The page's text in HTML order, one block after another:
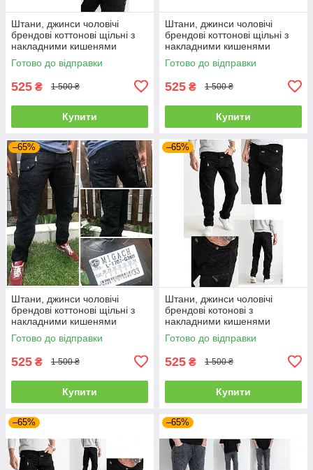
Штани, джинси чоловічі
брендові коттонові щільні з
накладними кишенями
"карго" MIGACH, Туреччина
Готово до відправки
525 ₴ 1 500 ₴
Купити
Штани, джинси чоловічі
брендові коттонові щільні з
накладними кишенями
"карго" MIGACH, Туреччина
Готово до відправки
525 ₴ 1 500 ₴
Купити
–65%
Штани, джинси чоловічі
брендові коттонові щільні з
накладними кишенями
"карго" MIGACH, Туреччина
Готово до відправки
525 ₴ 1 500 ₴
Купити
–65%
Штани, джинси чоловічі
брендові котонові з
накладними кишенями
"карго" MIGACH, Туреччина
Готово до відправки
525 ₴ 1 500 ₴
Купити
–65% –65%